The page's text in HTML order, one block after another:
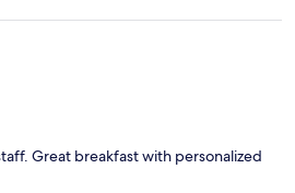
Great breakfast with personalized